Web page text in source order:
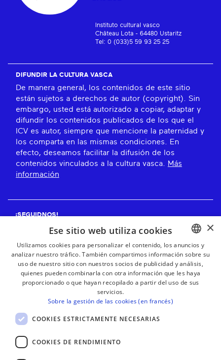
Instituto cultural vasco
Château Lota - 64480 Ustaritz
Tel: 0 (033)5 59 93 25 25
DIFUNDIR LA CULTURA VASCA
De manera general, los contenidos de este sitio
están sujetos a derechos de autor (copyright). Sin
embargo, usted está autorizado a copiar, adaptar y
difundir los contenidos publicados de los que el
ICV es autor, siempre que mencione la paternidad y
los comparta en las mismas condiciones. En
efecto, deseamos facilitar la difusión de los
contenidos vinculados a la cultura vasca.
Más
información
¡SEGUIDNOS!
¡RECIBE NUESTROS BOLETINES!
Suscribirse
BASQUE
FRENCH
×
Ese sitio web utiliza cookies
Utilizamos cookies para personalizar el contenido, los anuncios y
analizar nuestro tráfico. También compartimos información sobre su
uso de nuestro sitio con nuestros socios de publicidad y análisis,
quienes pueden combinarla con otra información que les haya
proporcionado o que hayan recopilado a partir del uso de sus
servicios.
Sobre la gestión de las cookies (en francés)
COOKIES ESTRICTAMENTE NECESARIAS
COOKIES DE RENDIMIENTO